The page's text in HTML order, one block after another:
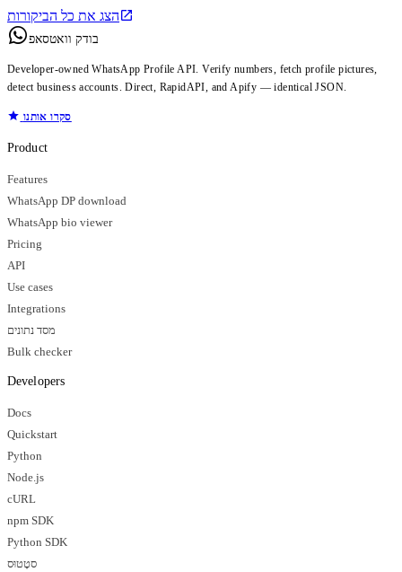
הצג את כל הביקורות
בודק וואטסאפ
Developer-owned WhatsApp Profile API. Verify numbers, fetch profile pictures,
detect business accounts. Direct, RapidAPI, and Apify — identical JSON.
סקרו אותנו
Product
Features
WhatsApp DP download
WhatsApp bio viewer
Pricing
API
Use cases
Integrations
מסד נתונים
Bulk checker
Developers
Docs
Quickstart
Python
Node.js
cURL
npm SDK
Python SDK
סטָטוּס